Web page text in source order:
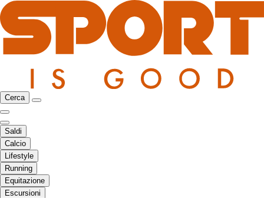
Cerca
Saldi
Calcio
Lifestyle
Running
Equitazione
Escursioni